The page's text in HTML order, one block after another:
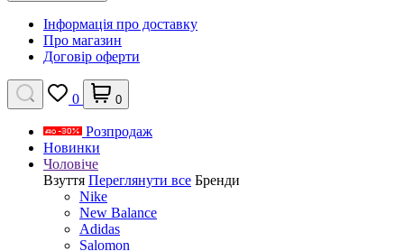
Інформація про доставку
Про магазин
Договір оферти
0 0
Розпродаж
Новинки
Чоловіче
Взуття Переглянути все Бренди
Nike
New Balance
Adidas
Salomon